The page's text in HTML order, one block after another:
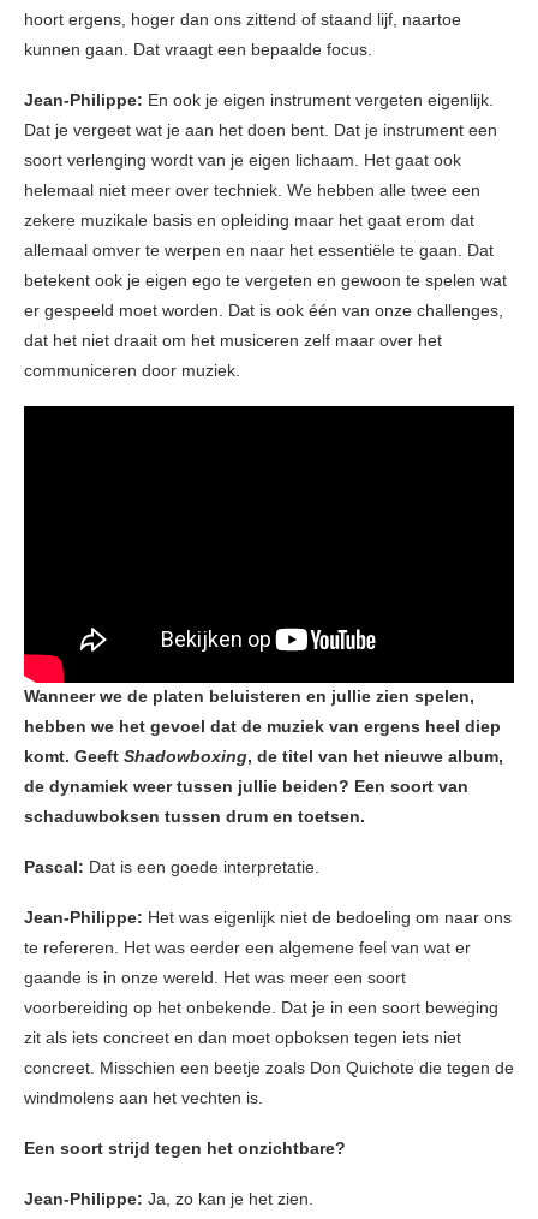
hoort ergens, hoger dan ons zittend of staand lijf, naartoe
kunnen gaan. Dat vraagt een bepaalde focus.
Jean-Philippe: En ook je eigen instrument vergeten eigenlijk.
Dat je vergeet wat je aan het doen bent. Dat je instrument een
soort verlenging wordt van je eigen lichaam. Het gaat ook
helemaal niet meer over techniek. We hebben alle twee een
zekere muzikale basis en opleiding maar het gaat erom dat
allemaal omver te werpen en naar het essentiële te gaan. Dat
betekent ook je eigen ego te vergeten en gewoon te spelen wat
er gespeeld moet worden. Dat is ook één van onze challenges,
dat het niet draait om het musiceren zelf maar over het
communiceren door muziek.
Wanneer we de platen beluisteren en jullie zien spelen,
hebben we het gevoel dat de muziek van ergens heel diep
komt. Geeft Shadowboxing, de titel van het nieuwe album,
de dynamiek weer tussen jullie beiden? Een soort van
schaduwboksen tussen drum en toetsen.
Pascal: Dat is een goede interpretatie.
Jean-Philippe: Het was eigenlijk niet de bedoeling om naar ons
te refereren. Het was eerder een algemene feel van wat er
gaande is in onze wereld. Het was meer een soort
voorbereiding op het onbekende. Dat je in een soort beweging
zit als iets concreet en dan moet opboksen tegen iets niet
concreet. Misschien een beetje zoals Don Quichote die tegen de
windmolens aan het vechten is.
Een soort strijd tegen het onzichtbare?
Jean-Philippe: Ja, zo kan je het zien.